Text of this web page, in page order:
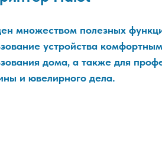
множеством полезных
устройства
дома, а также для
и ювелирного дела.